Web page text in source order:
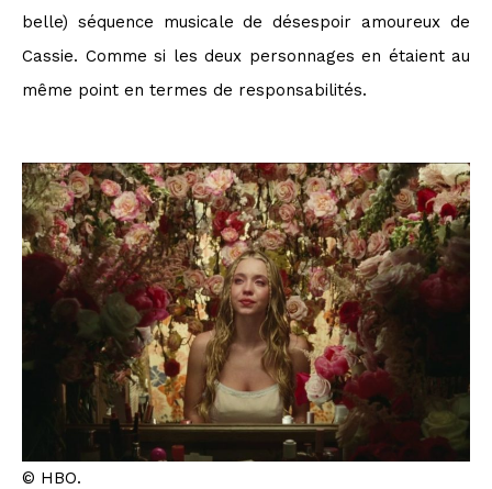
belle) séquence musicale de désespoir amoureux de
Cassie. Comme si les deux personnages en étaient au
même point en termes de responsabilités.
© HBO.